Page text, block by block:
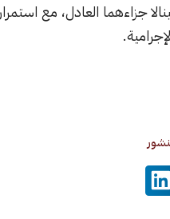
العادل، مع استمرار التحقيقات